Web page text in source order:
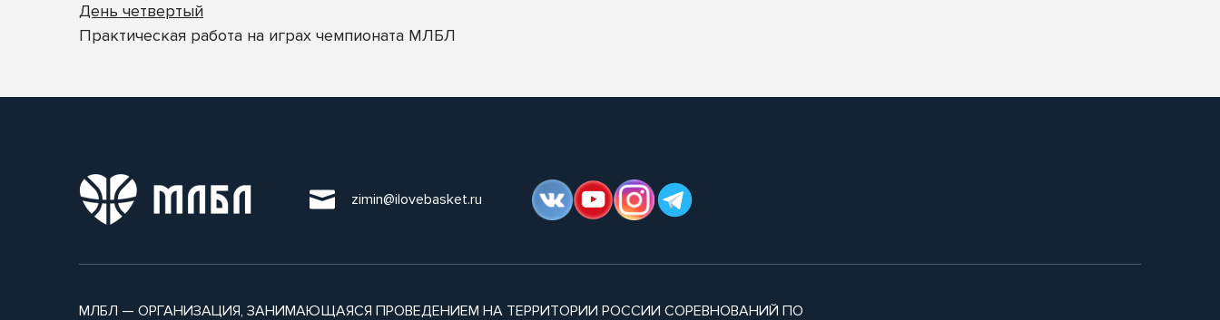
День четвертый
Практическая работа на играх чемпионата МЛБЛ
zimin@ilovebasket.ru
МЛБЛ — ОРГАНИЗАЦИЯ, ЗАНИМАЮЩАЯСЯ ПРОВЕДЕНИЕМ НА ТЕРРИТОРИИ РОССИИ СОРЕВНОВАНИЙ ПО